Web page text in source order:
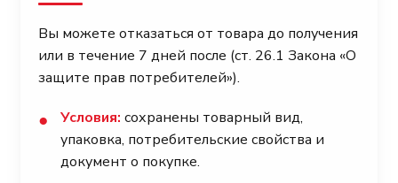
Вы можете отказаться от товара до получения
или в течение 7 дней после (ст. 26.1 Закона «О
защите прав потребителей»).
● Условия: сохранены товарный вид,
упаковка, потребительские свойства и
документ о покупке.